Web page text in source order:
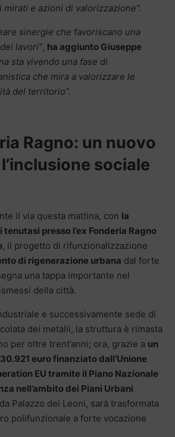
e azioni di valorizzazione”.
sinergie che favoriscano una
lavori”, ha aggiunto Giuseppe
sta vivendo una fase di
che mira a valorizzare le
del territorio”.
Ragno: un nuovo
sociale
il via questa mattina, con la
presso l’ex Fonderia Ragno
, il progetto di rifunzionalizzazione
di rigenerazione urbana dal forte
una tappa importante nel
della città.
e successivamente sede di
dei metalli, la struttura è rimasta
per oltre trent’anni; ora, grazie a un
euro finanziato dall’Unione
EU tramite il Piano Nazionale
nell’ambito dei Piani Urbani
Palazzo dei Leoni, sarà trasformata
polifunzionale a forte vocazione